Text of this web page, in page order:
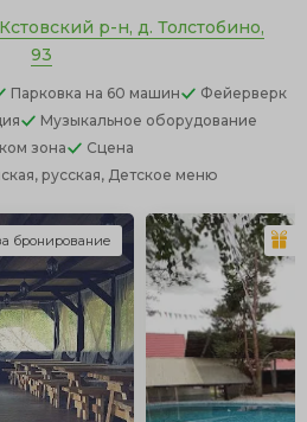
р-н, д. Толстобино,
93
Парковка на 60 машин
Фейерверк
Музыкальное оборудование
зона
Сцена
русская, Детское меню
бронирование